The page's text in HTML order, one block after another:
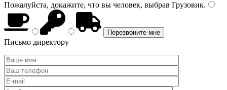
Пожалуйста, докажите, что вы человек, выбрав Грузовик.
Письмо директору